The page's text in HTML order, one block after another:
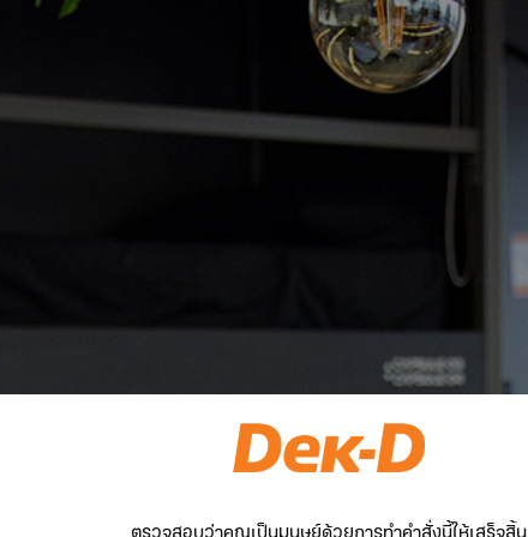
ตรวจสอบว่าคุณเป็นมนุษย์ด้วยการทำคำสั่งนี้ให้เสร็จสิ้น